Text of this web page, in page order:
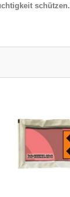
schützen.